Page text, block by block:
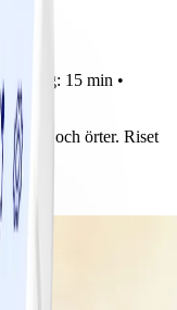
15 min •
och örter. Riset